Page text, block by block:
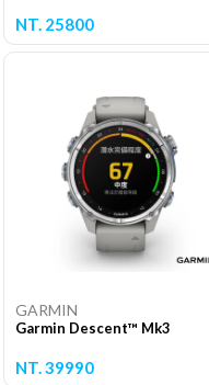
NT. 25800
GARMIN
Garmin Descent™ Mk3
NT. 39990